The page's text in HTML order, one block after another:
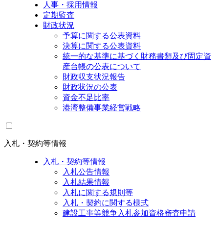
人事・採用情報
定期監査
財政状況
予算に関する公表資料
決算に関する公表資料
統一的な基準に基づく財務書類及び固定資
産台帳の公表について
財政収支状況報告
財政状況の公表
資金不足比率
港湾整備事業経営戦略
入札・契約等情報
入札・契約等情報
入札公告情報
入札結果情報
入札に関する規則等
入札・契約に関する様式
建設工事等競争入札参加資格審査申請